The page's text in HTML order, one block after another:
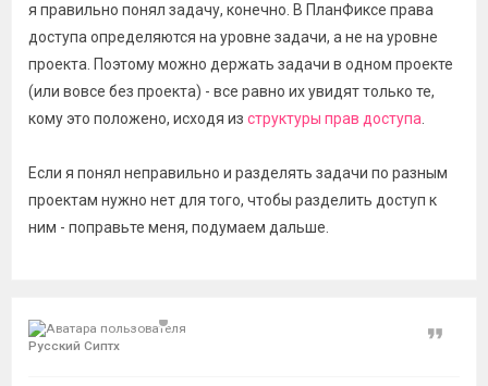
я правильно понял задачу, конечно. В ПланФиксе права
доступа определяются на уровне задачи, а не на уровне
проекта. Поэтому можно держать задачи в одном проекте
(или вовсе без проекта) - все равно их увидят только те,
кому это положено, исходя из структуры прав доступа
Если я понял неправильно и разделять задачи по разным
проектам нужно нет для того, чтобы разделить доступ к
ним - поправьте меня, подумаем дальше.
Русский Сиптх
Цитата